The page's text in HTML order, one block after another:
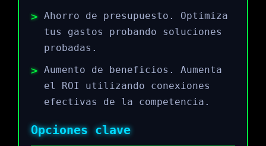
Ahorro de presupuesto. Optimiza
tus gastos probando soluciones
probadas.
Aumento de beneficios. Aumenta
el ROI utilizando conexiones
efectivas de la competencia.
Opciones clave